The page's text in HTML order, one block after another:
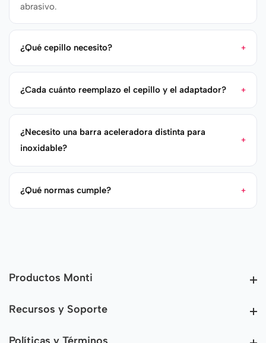
abrasivo.
¿Qué cepillo necesito?
¿Cada cuánto reemplazo el cepillo y el adaptador?
¿Necesito una barra aceleradora distinta para
inoxidable?
¿Qué normas cumple?
Productos Monti
Recursos y SoporteRecursos y Soporte
Políticas y Términos